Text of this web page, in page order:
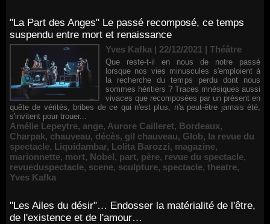
"La Part des Anges" Le passé recomposé, ce temps
suspendu entre mort et renaissance
Yves Kafka | 22/12/2021 | Théâtre
Que reste-t-il en nous de notre passé
lorsque nos vies minuscules s'emploient à
la recherche du temps perdu dont nous
sommes héritiers ? Traces mnésiques aussi
vivaces que recomposées par un présent en
quête de vérités, bribes de ce qui n'est plus, n'a peut-être jamais été,
s'invitent pour trouer...
Amélie Lepeytre, ange, Aurore Cailleret, Bordeaux,
Charpak, chauveau, décès, gil chauveau, Glob, la revue du
spectacle, Liquidambar, Lolita Barozzi, magazine,
marionnette, mort, Nobel, part, père, revue du spectacle,
revueduspectacle, scene, sculpture, spectacle, theatre,
Yves Kafka
"Les Ailes du désir"… Endosser la matérialité de l'être,
de l'existence et de l'amour…